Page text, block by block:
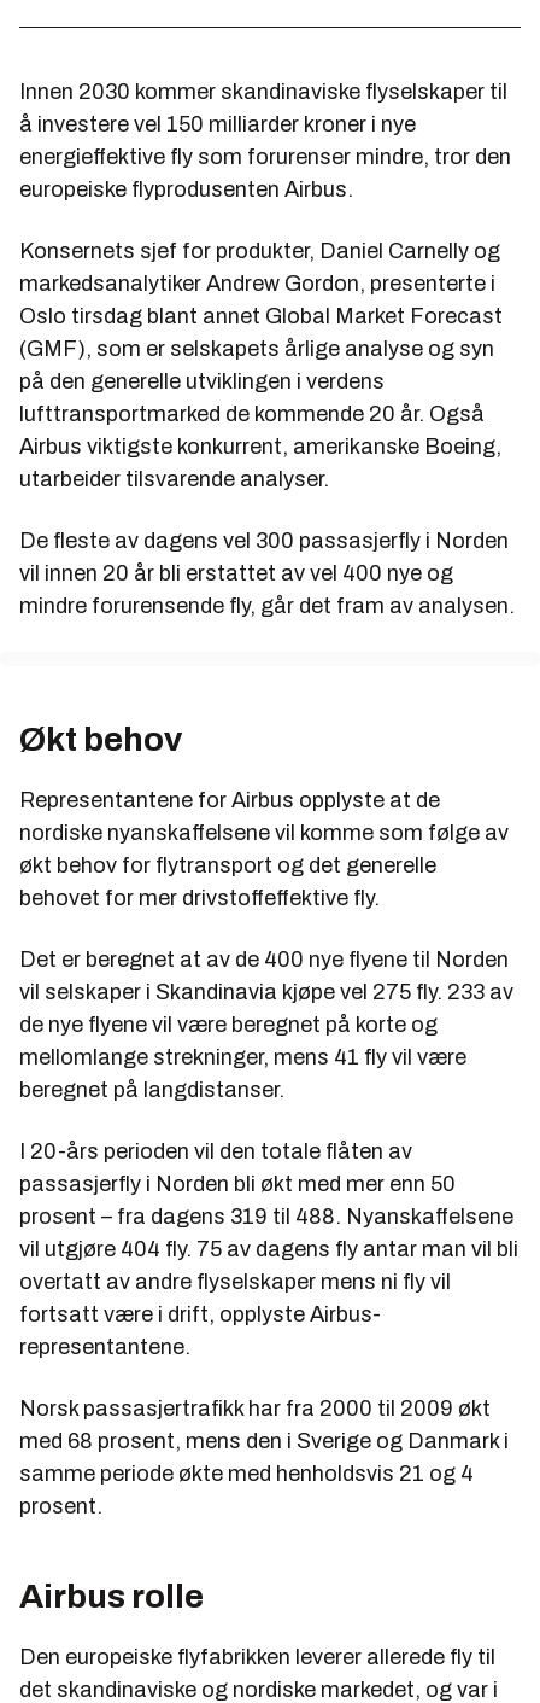
Innen 2030 kommer skandinaviske flyselskaper til
å investere vel 150 milliarder kroner i nye
energieffektive fly som forurenser mindre, tror den
europeiske flyprodusenten Airbus.
Konsernets sjef for produkter, Daniel Carnelly og
markedsanalytiker Andrew Gordon, presenterte i
Oslo tirsdag blant annet Global Market Forecast
(GMF), som er selskapets årlige analyse og syn
på den generelle utviklingen i verdens
lufttransportmarked de kommende 20 år. Også
Airbus viktigste konkurrent, amerikanske Boeing,
utarbeider tilsvarende analyser.
De fleste av dagens vel 300 passasjerfly i Norden
vil innen 20 år bli erstattet av vel 400 nye og
mindre forurensende fly, går det fram av analysen.
Økt behov
Representantene for Airbus opplyste at de
nordiske nyanskaffelsene vil komme som følge av
økt behov for flytransport og det generelle
behovet for mer drivstoffeffektive fly.
Det er beregnet at av de 400 nye flyene til Norden
vil selskaper i Skandinavia kjøpe vel 275 fly. 233 av
de nye flyene vil være beregnet på korte og
mellomlange strekninger, mens 41 fly vil være
beregnet på langdistanser.
I 20-års perioden vil den totale flåten av
passasjerfly i Norden bli økt med mer enn 50
prosent – fra dagens 319 til 488. Nyanskaffelsene
vil utgjøre 404 fly. 75 av dagens fly antar man vil bli
overtatt av andre flyselskaper mens ni fly vil
fortsatt være i drift, opplyste Airbus-
representantene.
Norsk passasjertrafikk har fra 2000 til 2009 økt
med 68 prosent, mens den i Sverige og Danmark i
samme periode økte med henholdsvis 21 og 4
prosent.
Airbus rolle
Den europeiske flyfabrikken leverer allerede fly til
det skandinaviske og nordiske markedet, og var i